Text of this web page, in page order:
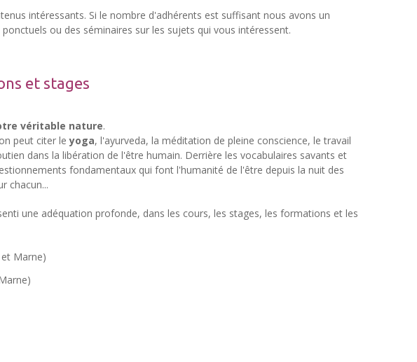
intéressants. Si le nombre d'adhérents est suffisant nous avons un
ou des séminaires sur les sujets qui vous intéressent.
et stages
véritable nature.
peut citer leyoga, l'ayurveda, la méditation de pleine conscience, le travail
dans la libération de l'être humain. Derrière les vocabulaires savants et
fondamentaux qui font l'humanité de l'être depuis la nuit des
chacun...
une adéquation profonde, dans les cours, les stages, les formations et les
Marne)